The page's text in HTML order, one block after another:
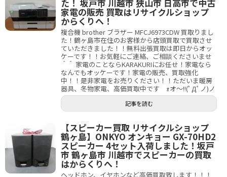
た！ 坂戸市 川越市 狭山市 日高市で中古
家電の販売 買取はリサイクルショップ
からくりへ！
複合機 brother ブラザー MFCJ6973CDW 買取りまし
た！鶴ヶ島市在住のお客様から店頭買取で買取させ
ていただきました！！無料出張買取は即日からオッ
ケーです！！お気軽にご連絡、ご相談くださいませ
＾＾ 家電のことならKARAKURIにお任せ！家電なら
なんでもオッケーです！家電の販売、買取強化
中！！是非家電をお売りください！！ただいま暖房
器具、冬物家電、高価買取中です ｫオ～!!(ﾟДﾟノ)ノ
記事を読む
【スピーカー買取 リサイクルショップ
鶴ヶ島】ONKYO オンキョー GX-70HD2
スピーカー 4セット入荷しました！坂戸
市 鶴ヶ島市 川越市でスピーカーの買取
はからくりへ！
ヘッドホン、イヤホンなど高価買取致します！！！